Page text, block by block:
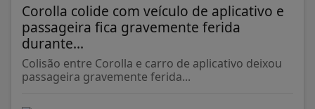
Corolla colide com veículo de aplicativo e
passageira fica gravemente ferida
durante...
Colisão entre Corolla e carro de aplicativo deixou
passageira gravemente ferida...